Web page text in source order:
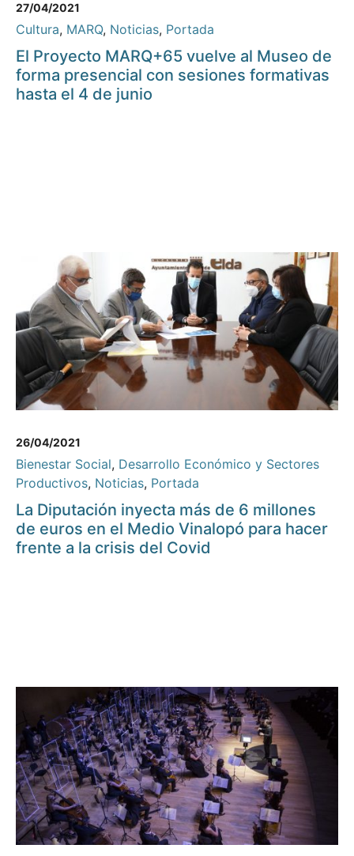
27/04/2021
Cultura, MARQ, Noticias, Portada
El Proyecto MARQ+65 vuelve al Museo de
forma presencial con sesiones formativas
hasta el 4 de junio
26/04/2021
Bienestar Social, Desarrollo Económico y Sectores
Productivos, Noticias, Portada
La Diputación inyecta más de 6 millones
de euros en el Medio Vinalopó para hacer
frente a la crisis del Covid